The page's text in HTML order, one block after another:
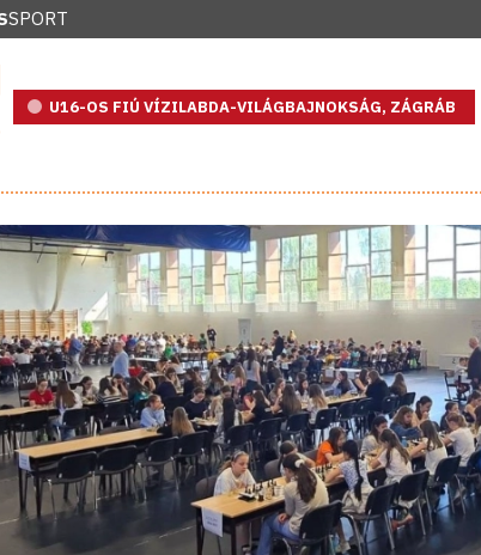
SPORT
U16-OS FIÚ VÍZILABDA-VILÁGBAJNOKSÁG, ZÁGRÁB